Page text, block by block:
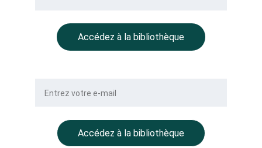
Accédez à la bibliothèque
Accédez à la bibliothèque